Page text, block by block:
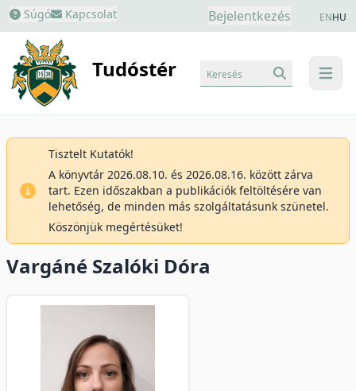
Súgó Kapcsolat Bejelentkezés ENHU
Tudóstér menu
Keresés
Tisztelt Kutatók!
A könyvtár 2026.08.10. és 2026.08.16. között zárva
tart. Ezen időszakban a publikációk feltöltésére van
lehetőség, de minden más szolgáltatásunk szünetel.
Köszönjük megértésüket!
Vargáné Szalóki Dóra